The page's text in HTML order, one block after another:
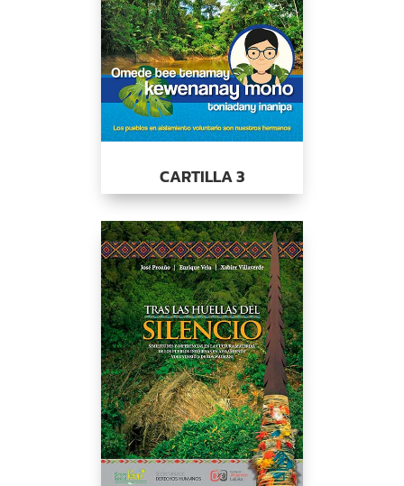
CARTILLA 3